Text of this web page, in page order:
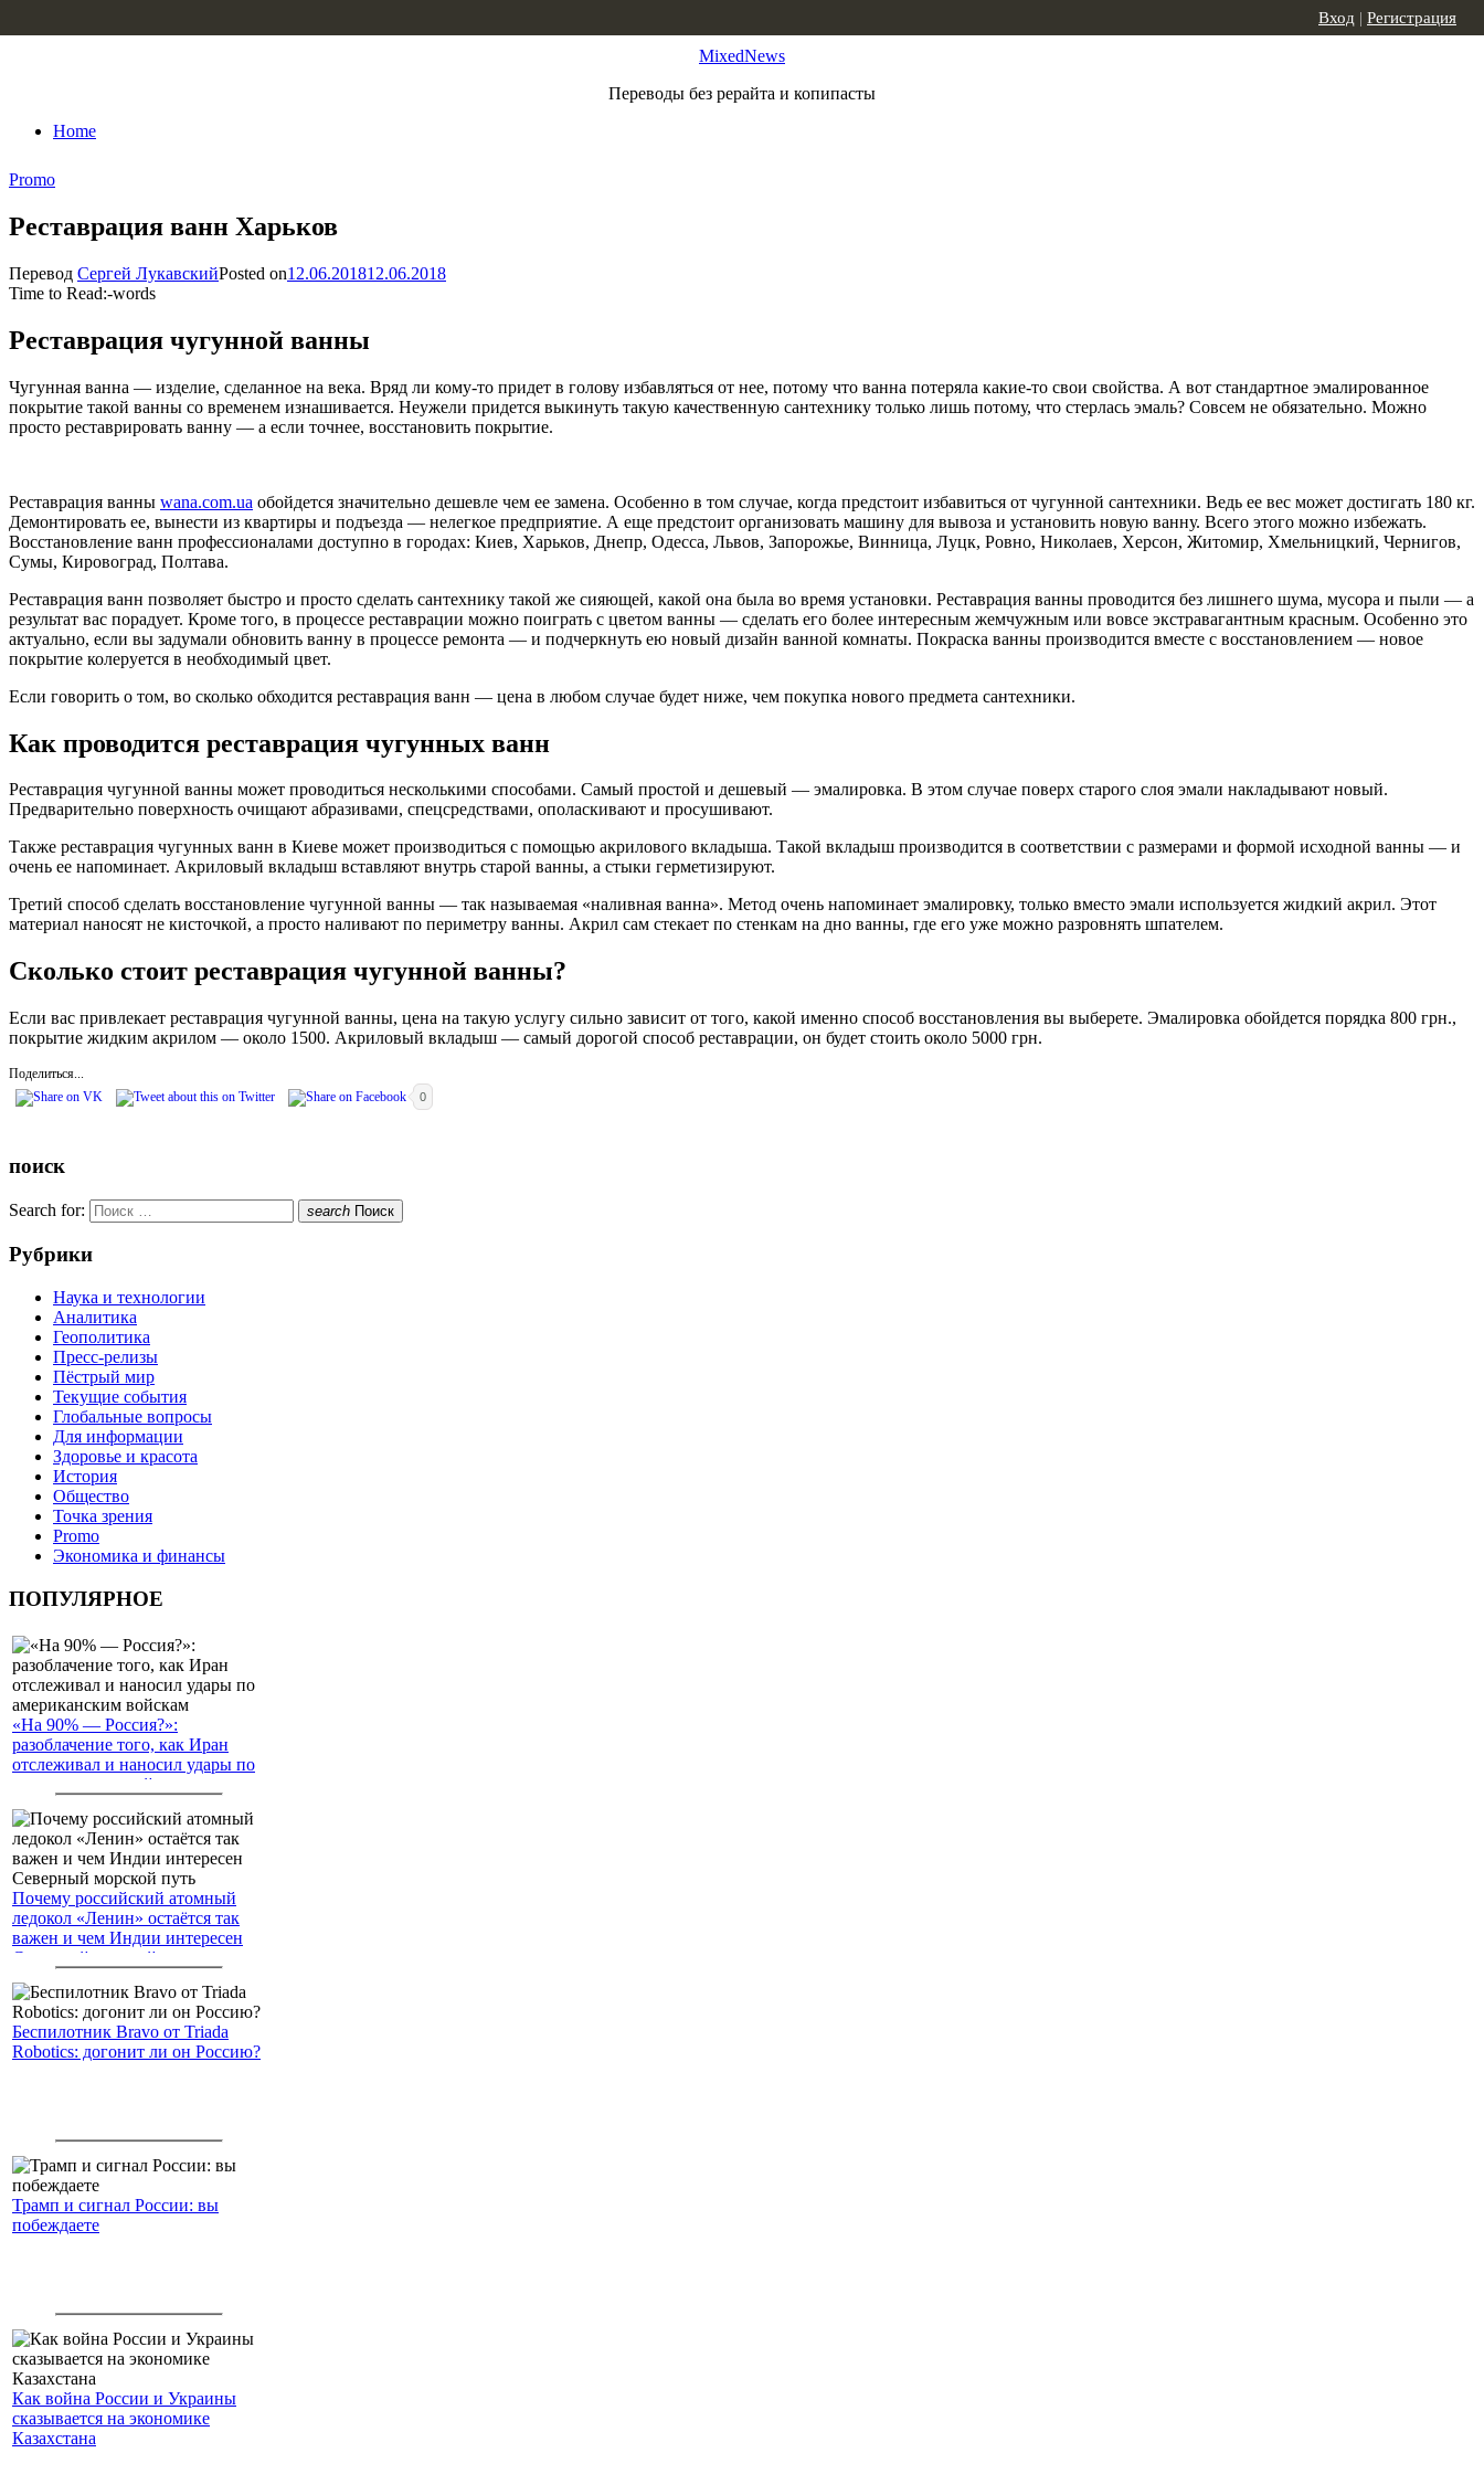
MixedNews
Переводы без рерайта и копипасты
Home
Вход | Регистрация
Promo
Реставрация ванн Харьков
Перевод Сергей ЛукавскийPosted on12.06.201812.06.2018
Time to Read:-words
Реставрация чугунной ванны
Чугунная ванна — изделие, сделанное на века. Вряд ли кому-то придет в голову избавляться от нее, потому что ванна потеряла какие-то свои свойства. А вот стандартное эмалированное
покрытие такой ванны со временем изнашивается. Неужели придется выкинуть такую качественную сантехнику только лишь потому, что стерлась эмаль? Совсем не обязательно. Можно
просто реставрировать ванну — а если точнее, восстановить покрытие.
Реставрация ванны wana.com.ua обойдется значительно дешевле чем ее замена. Особенно в том случае, когда предстоит избавиться от чугунной сантехники. Ведь ее вес может достигать 180 кг.
Демонтировать ее, вынести из квартиры и подъезда — нелегкое предприятие. А еще предстоит организовать машину для вывоза и установить новую ванну. Всего этого можно избежать.
Восстановление ванн профессионалами доступно в городах: Киев, Харьков, Днепр, Одесса, Львов, Запорожье, Винница, Луцк, Ровно, Николаев, Херсон, Житомир, Хмельницкий, Чернигов,
Сумы, Кировоград, Полтава.
Реставрация ванн позволяет быстро и просто сделать сантехнику такой же сияющей, какой она была во время установки. Реставрация ванны проводится без лишнего шума, мусора и пыли — а
результат вас порадует. Кроме того, в процессе реставрации можно поиграть с цветом ванны — сделать его более интересным жемчужным или вовсе экстравагантным красным. Особенно это
актуально, если вы задумали обновить ванну в процессе ремонта — и подчеркнуть ею новый дизайн ванной комнаты. Покраска ванны производится вместе с восстановлением — новое
покрытие колеруется в необходимый цвет.
Если говорить о том, во сколько обходится реставрация ванн — цена в любом случае будет ниже, чем покупка нового предмета сантехники.
Как проводится реставрация чугунных ванн
Реставрация чугунной ванны может проводиться несколькими способами. Самый простой и дешевый — эмалировка. В этом случае поверх старого слоя эмали накладывают новый.
Предварительно поверхность очищают абразивами, спецсредствами, ополаскивают и просушивают.
Также реставрация чугунных ванн в Киеве может производиться с помощью акрилового вкладыша. Такой вкладыш производится в соответствии с размерами и формой исходной ванны — и
очень ее напоминает. Акриловый вкладыш вставляют внутрь старой ванны, а стыки герметизируют.
Третий способ сделать восстановление чугунной ванны — так называемая «наливная ванна». Метод очень напоминает эмалировку, только вместо эмали используется жидкий акрил. Этот
материал наносят не кисточкой, а просто наливают по периметру ванны. Акрил сам стекает по стенкам на дно ванны, где его уже можно разровнять шпателем.
Сколько стоит реставрация чугунной ванны?
Если вас привлекает реставрация чугунной ванны, цена на такую услугу сильно зависит от того, какой именно способ восстановления вы выберете. Эмалировка обойдется порядка 800 грн.,
покрытие жидким акрилом — около 1500. Акриловый вкладыш — самый дорогой способ реставрации, он будет стоить около 5000 грн.
Поделиться...
0
поиск
Search for: search Поиск
Рубрики
Наука и технологии
Аналитика
Геополитика
Пресс-релизы
Пёстрый мир
Текущие события
Глобальные вопросы
Для информации
Здоровье и красота
История
Общество
Точка зрения
Promo
Экономика и финансы
ПОПУЛЯРНОЕ
«На 90% — Россия?»:
разоблачение того, как Иран
отслеживал и наносил удары по
американским войскам
Почему российский атомный
ледокол «Ленин» остаётся так
важен и чем Индии интересен
Северный морской путь
Беспилотник Bravo от Triada
Robotics: догонит ли он Россию?
Трамп и сигнал России: вы
побеждаете
Как война России и Украины
сказывается на экономике
Казахстана